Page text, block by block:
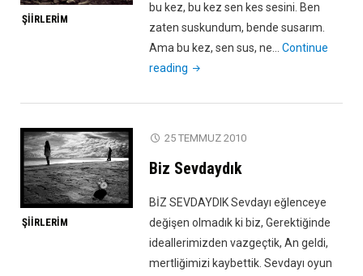
ŞIIRLERIM
bu kez, bu kez sen kes sesini. Ben
zaten suskundum, bende susarım.
Ama bu kez, sen sus, ne…Continue
reading "Sus
Kez"
ŞIIRLERIM
25 TEMMUZ 2010
Biz Sevdaydık
BİZ SEVDAYDIK Sevdayı eğlenceye
değişen olmadık ki biz, Gerektiğinde
ideallerimizden vazgeçtik, An geldi,
mertliğimizi kaybettik. Sevdayı oyun